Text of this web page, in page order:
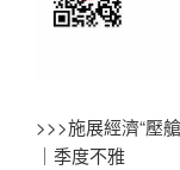
>>>施展經濟“壓
｜季度不雅